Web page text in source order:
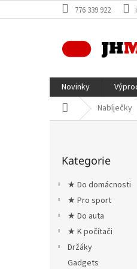
na
776 339 922
Novinky
Domů Nabíječky
kategorie
Kategorie
★ Do domácnosti
★ Pro sport
★ Do auta
★ K počítači
Držáky
Gadgets